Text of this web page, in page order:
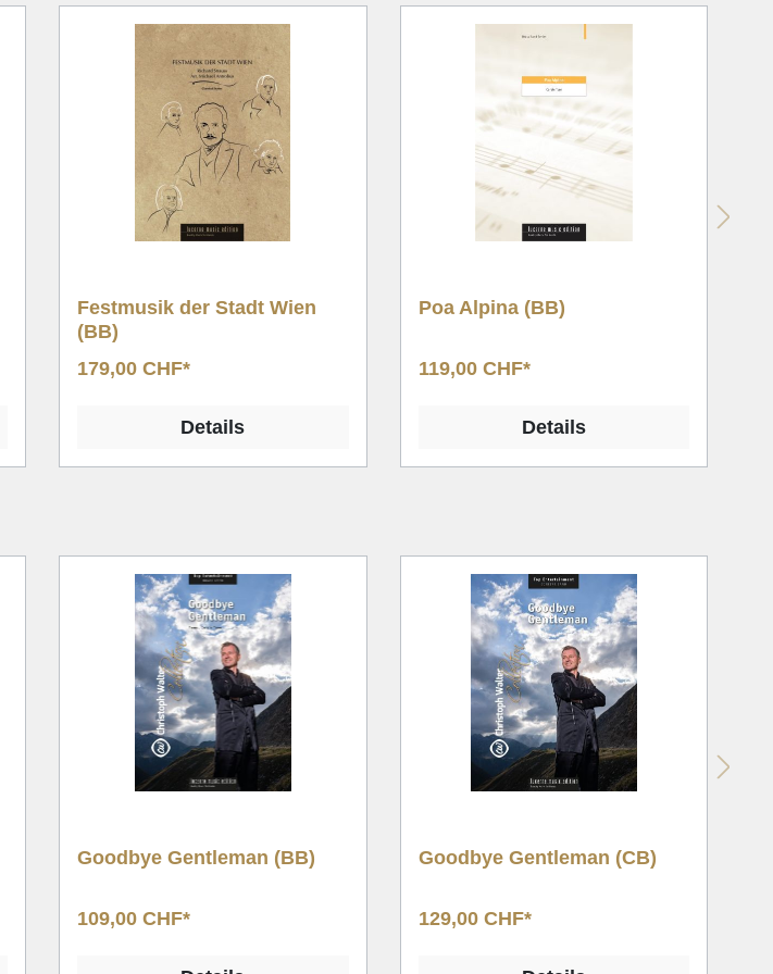
Poa Alpina (BB)
119,00 CHF*
Details
Il grond silenzi (BB)
109,00 CHF*
Details
Goodbye Gentleman (CB)
129,00 CHF*
Harmonie der Blasmusik
119,00 CHF*